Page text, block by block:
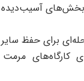
آسیب‌دیده
برای حفظ
کارگاه‌های